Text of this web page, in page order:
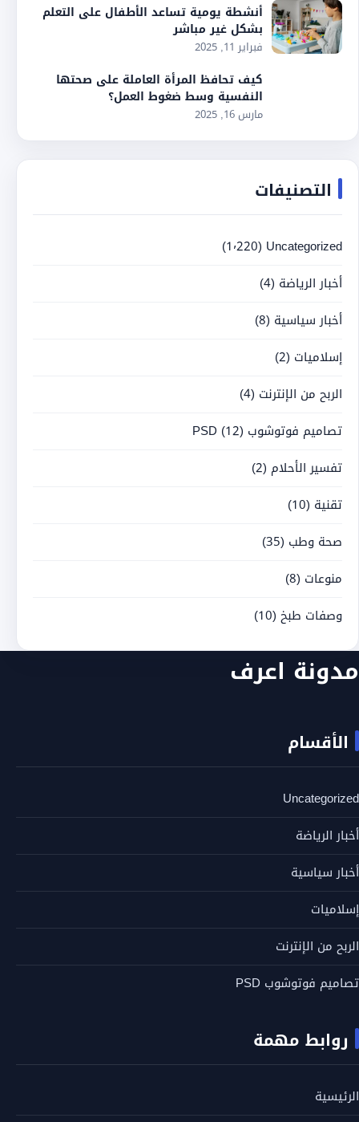
أنشطة يومية تساعد الأطفال على التعلم
بشكل غير مباشر
فبراير 11, 2025
كيف تحافظ المرأة العاملة على صحتها
النفسية وسط ضغوط العمل؟
مارس 16, 2025
التصنيفات
Uncategorized (1٬220)
أخبار الرياضة (4)
أخبار سياسية (8)
إسلاميات (2)
الربح من الإنترنت (4)
تصاميم فوتوشوب PSD (12)
تفسير الأحلام (2)
تقنية (10)
صحة وطب (35)
منوعات (8)
وصفات طبخ (10)
مدونة اعرف
الأقسام
Uncategorized
أخبار الرياضة
أخبار سياسية
إسلاميات
الربح من الإنترنت
تصاميم فوتوشوب PSD
روابط مهمة
الرئيسية